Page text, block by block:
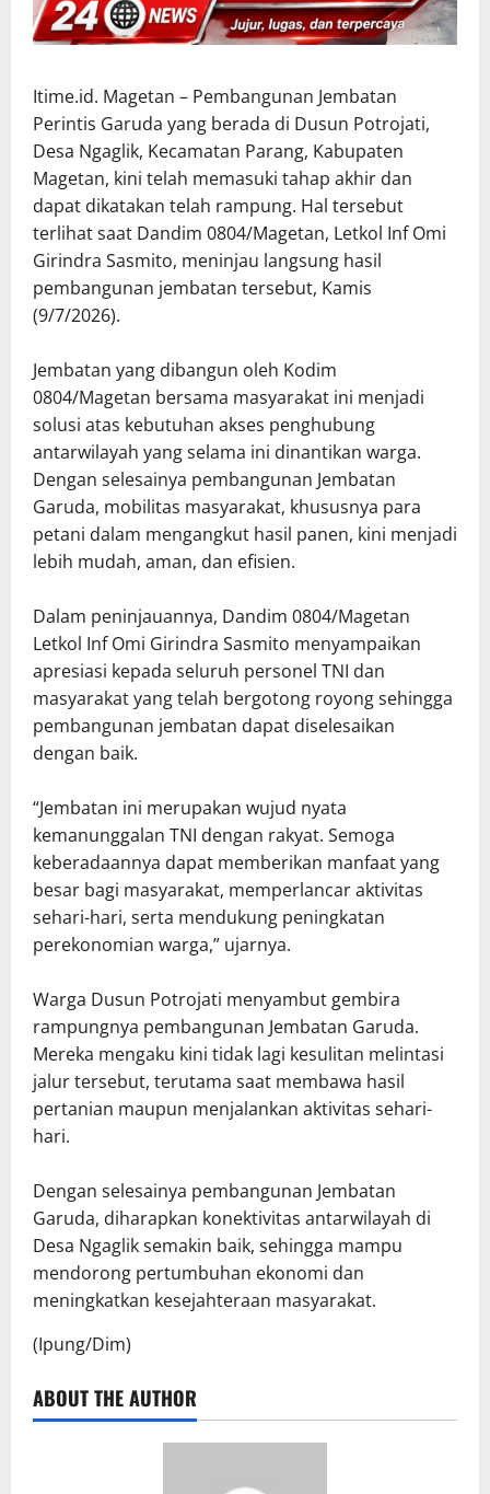
Itime.id. Magetan – Pembangunan Jembatan
Perintis Garuda yang berada di Dusun Potrojati,
Desa Ngaglik, Kecamatan Parang, Kabupaten
Magetan, kini telah memasuki tahap akhir dan
dapat dikatakan telah rampung. Hal tersebut
terlihat saat Dandim 0804/Magetan, Letkol Inf Omi
Girindra Sasmito, meninjau langsung hasil
pembangunan jembatan tersebut, Kamis
(9/7/2026).
Jembatan yang dibangun oleh Kodim
0804/Magetan bersama masyarakat ini menjadi
solusi atas kebutuhan akses penghubung
antarwilayah yang selama ini dinantikan warga.
Dengan selesainya pembangunan Jembatan
Garuda, mobilitas masyarakat, khususnya para
petani dalam mengangkut hasil panen, kini menjadi
lebih mudah, aman, dan efisien.
Dalam peninjauannya, Dandim 0804/Magetan
Letkol Inf Omi Girindra Sasmito menyampaikan
apresiasi kepada seluruh personel TNI dan
masyarakat yang telah bergotong royong sehingga
pembangunan jembatan dapat diselesaikan
dengan baik.
“Jembatan ini merupakan wujud nyata
kemanunggalan TNI dengan rakyat. Semoga
keberadaannya dapat memberikan manfaat yang
besar bagi masyarakat, memperlancar aktivitas
sehari-hari, serta mendukung peningkatan
perekonomian warga,” ujarnya.
Warga Dusun Potrojati menyambut gembira
rampungnya pembangunan Jembatan Garuda.
Mereka mengaku kini tidak lagi kesulitan melintasi
jalur tersebut, terutama saat membawa hasil
pertanian maupun menjalankan aktivitas sehari-
hari.
Dengan selesainya pembangunan Jembatan
Garuda, diharapkan konektivitas antarwilayah di
Desa Ngaglik semakin baik, sehingga mampu
mendorong pertumbuhan ekonomi dan
meningkatkan kesejahteraan masyarakat.
(Ipung/Dim)
ABOUT THE AUTHOR